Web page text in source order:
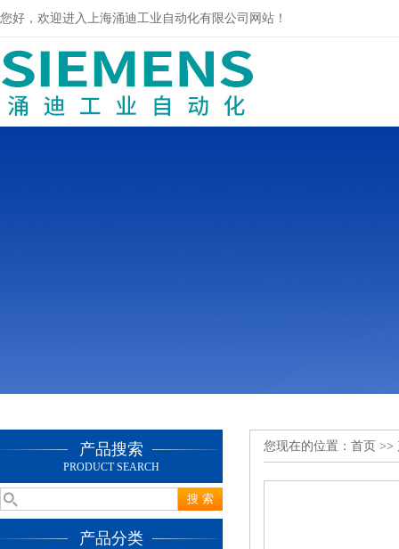
您好，欢迎进入上海涌迪工业自动化有限公司网站！
产品搜索
PRODUCT SEARCH
产品分类
您现在的位置： 首页 >>